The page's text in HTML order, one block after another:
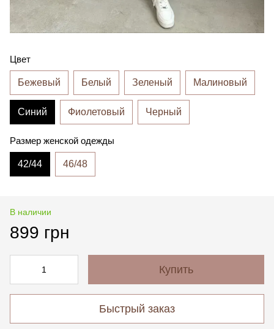
Цвет
Бежевый Белый Зеленый Малиновый
Синий Фиолетовый Черный
Размер женской одежды
42/44 46/48
В наличии
899 грн
Купить
Быстрый заказ